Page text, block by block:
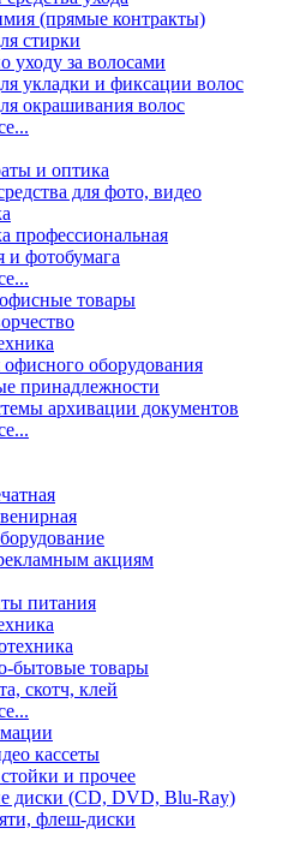
(прямые контракты)
стирки
уходу за волосами
укладки и фиксации волос
окрашивания волос
и оптика
для фото, видео
профессиональная
фотобумага
товары
офисного оборудования
принадлежности
архивации документов
акциям
питания
бытовые товары
скотч, клей
кассеты
и прочее
диски (CD, DVD, Blu-Ray)
флеш-диски